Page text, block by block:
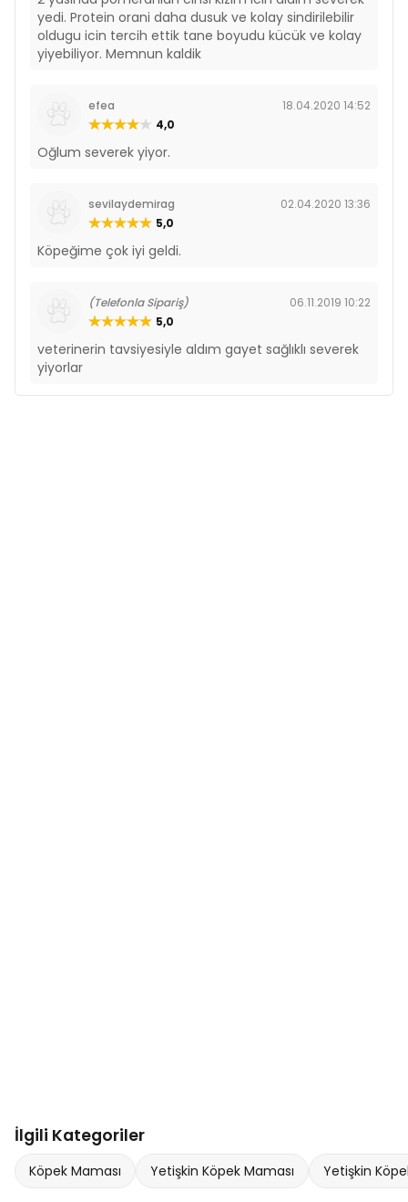
yedi. Protein orani daha dusuk ve kolay sindirilebilir
oldugu icin tercih ettik tane boyudu kücük ve kolay
yiyebiliyor. Memnun kaldik
efea
18.04.2020 14:52
4,0
Oğlum severek yiyor.
sevilaydemirag
02.04.2020 13:36
5,0
Köpeğime çok iyi geldi.
(Telefonla Sipariş)
06.11.2019 10:22
5,0
veterinerin tavsiyesiyle aldım gayet sağlıklı severek
yiyorlar
İlgili Kategoriler
Köpek Maması Yetişkin Köpek Maması Yetişkin